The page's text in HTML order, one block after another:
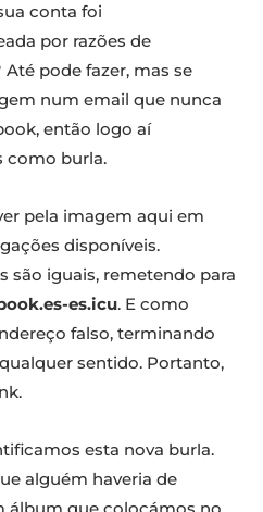
conta foi
por razões de
Até pode fazer, mas se
num email que nunca
então logo aí
como burla.
pela imagem aqui em
disponíveis.
são iguais, remetendo para
es.icu. E como
falso, terminando
sentido. Portanto,
esta nova burla.
alguém haveria de